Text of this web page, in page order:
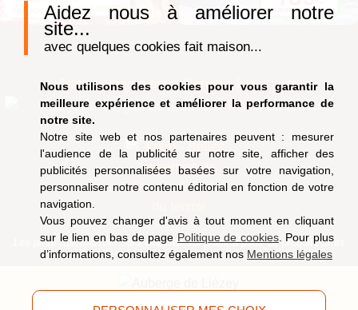
Aidez nous à améliorer notre
site...
avec quelques cookies fait maison...
Nous utilisons des cookies pour vous garantir la
meilleure expérience et améliorer la performance de
notre site.
Notre site web et nos partenaires peuvent : mesurer
l'audience de la publicité sur notre site, afficher des
publicités personnalisées basées sur votre navigation,
personnaliser notre contenu éditorial en fonction de votre
navigation.
Vous pouvez changer d'avis à tout moment en cliquant
sur le lien en bas de page Politique de cookies. Pour plus
d’informations, consultez également nos Mentions légales
Notre auberge est adhérente à la charte
Les plats "fait maison" sont élaborés sur place à partir de produits bruts
9, route de Saucefaing, 88400 Liézey(Vosges)